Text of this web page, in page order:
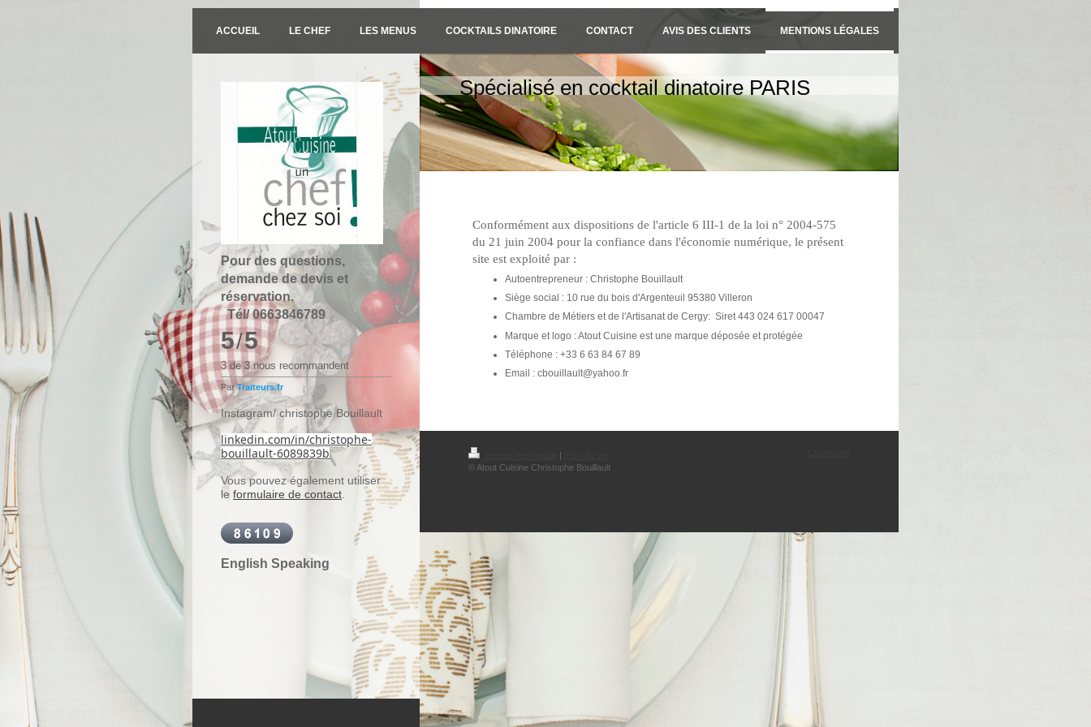
ACCUEIL LE CHEF LES MENUS COCKTAILS DINATOIRE CONTACT AVIS DES CLIENTS MENTIONS LÉGALES
Pour des questions,
demande de devis et
réservation.
Tél/ 0663846789
5/5
3 de 3 nous recommandent
ParTraiteurs.fr
Instagram/ christophe Bouillault
linkedin.com/in/christophe-
bouillault-6089839b
Vous pouvez également utiliser
le formulaire de contact
English Speaking
Spécialisé en cocktail dinatoire PARIS
Conformément aux dispositions de l'article 6 III-1 de la loi n° 2004-575
du 21 juin 2004 pour la confiance dans l'économie numérique, le présent
site est exploité par :
Autoentrepreneur : Christophe Bouillault
Siège social : 10 rue du bois d'Argenteuil 95380 Villeron
Chambre de Métiers et de l'Artisanat de Cergy: Siret 443 024 617 00047
Marque et logo : Atout Cuisine est une marque déposée et protégée
Téléphone : +33 6 63 84 67 89
Email : cbouillault@yahoo.fr
|
© Atout Cuisine Christophe Bouillault